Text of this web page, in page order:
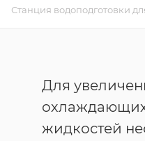
Станция водоподготовки
Для
жидкостей